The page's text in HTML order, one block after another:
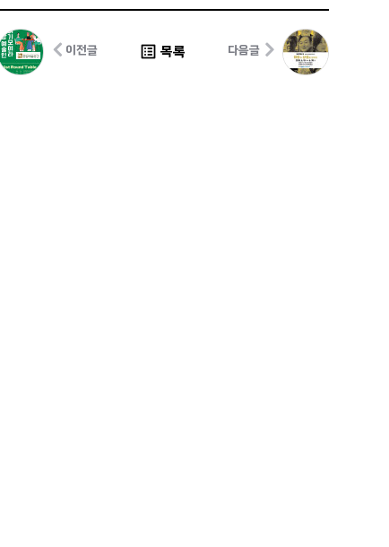
이전글 list_alt 목록 다음글